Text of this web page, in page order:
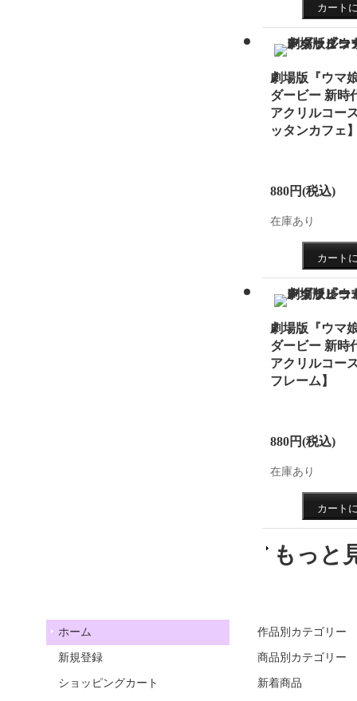
開し
公開
した。
劇場版『ウマ
ダービー 新時
アクリルコー
ッタンカフェ
880円(税込)
在庫あり
劇場版『ウマ
ダービー 新時
アクリルコー
フレーム】
880円(税込)
在庫あり
もっと
ホーム
新規登録
ショッピングカート
作品別カテゴリー
商品別カテゴリー
新着商品